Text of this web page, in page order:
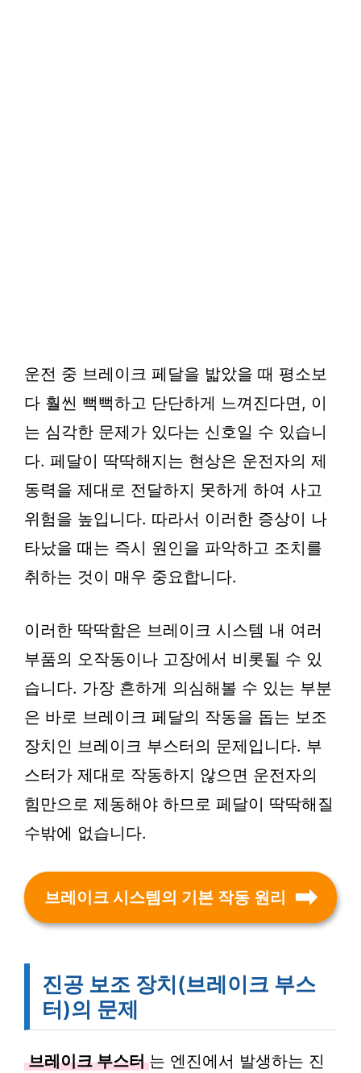
운전 중 브레이크 페달을 밟았을 때 평소보
다 훨씬 뻑뻑하고 단단하게 느껴진다면, 이
는 심각한 문제가 있다는 신호일 수 있습니
다. 페달이 딱딱해지는 현상은 운전자의 제
동력을 제대로 전달하지 못하게 하여 사고
위험을 높입니다. 따라서 이러한 증상이 나
타났을 때는 즉시 원인을 파악하고 조치를
취하는 것이 매우 중요합니다.
이러한 딱딱함은 브레이크 시스템 내 여러
부품의 오작동이나 고장에서 비롯될 수 있
습니다. 가장 흔하게 의심해볼 수 있는 부분
은 바로 브레이크 페달의 작동을 돕는 보조
장치인 브레이크 부스터의 문제입니다. 부
스터가 제대로 작동하지 않으면 운전자의
힘만으로 제동해야 하므로 페달이 딱딱해질
수밖에 없습니다.
브레이크 시스템의 기본 작동 원리
진공 보조 장치(브레이크 부스
터)의 문제
브레이크 부스터 는 엔진에서 발생하는 진